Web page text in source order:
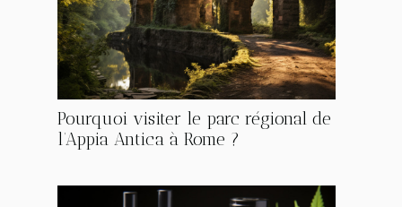
Pourquoi visiter le parc régional de
l’Appia Antica à Rome ?